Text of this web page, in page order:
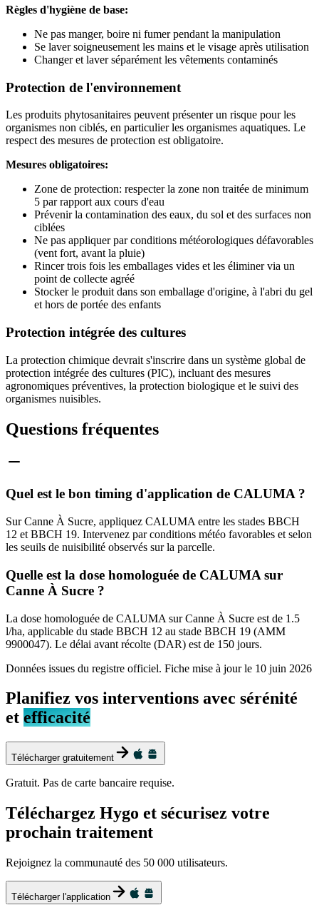
Règles d'hygiène de base:
Ne pas manger, boire ni fumer pendant la manipulation
Se laver soigneusement les mains et le visage après utilisation
Changer et laver séparément les vêtements contaminés
Protection de l'environnement
Les produits phytosanitaires peuvent présenter un risque pour les
organismes non ciblés, en particulier les organismes aquatiques. Le
respect des mesures de protection est obligatoire.
Mesures obligatoires:
Zone de protection: respecter la zone non traitée de minimum
5 par rapport aux cours d'eau
Prévenir la contamination des eaux, du sol et des surfaces non
ciblées
Ne pas appliquer par conditions météorologiques défavorables
(vent fort, avant la pluie)
Rincer trois fois les emballages vides et les éliminer via un
point de collecte agréé
Stocker le produit dans son emballage d'origine, à l'abri du gel
et hors de portée des enfants
Protection intégrée des cultures
La protection chimique devrait s'inscrire dans un système global de
protection intégrée des cultures (PIC), incluant des mesures
agronomiques préventives, la protection biologique et le suivi des
organismes nuisibles.
Questions fréquentes
Quel est le bon timing d'application de CALUMA ?
Sur Canne À Sucre, appliquez CALUMA entre les stades BBCH
12 et BBCH 19. Intervenez par conditions météo favorables et selon
les seuils de nuisibilité observés sur la parcelle.
Quelle est la dose homologuée de CALUMA sur
Canne À Sucre ?
La dose homologuée de CALUMA sur Canne À Sucre est de 1.5
l/ha, applicable du stade BBCH 12 au stade BBCH 19 (AMM
9900047). Le délai avant récolte (DAR) est de 150 jours.
Données issues du registre officiel. Fiche mise à jour le 10 juin 2026
Planifiez vos interventions avec sérénité
et efficacité
Télécharger gratuitement
Gratuit. Pas de carte bancaire requise.
Téléchargez Hygo et sécurisez votre
prochain traitement
Rejoignez la communauté des 50 000 utilisateurs.
Télécharger l'application